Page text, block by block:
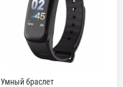
Умный браслет